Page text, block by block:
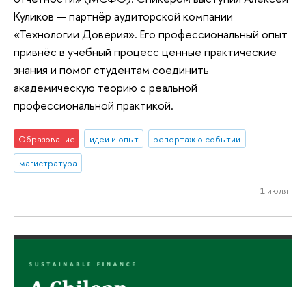
Куликов — партнёр аудиторской компании
«Технологии Доверия». Его профессиональный опыт
привнёс в учебный процесс ценные практические
знания и помог студентам соединить
академическую теорию с реальной
профессиональной практикой.
Образование идеи и опыт
репортаж о событии
магистратура
1 июля